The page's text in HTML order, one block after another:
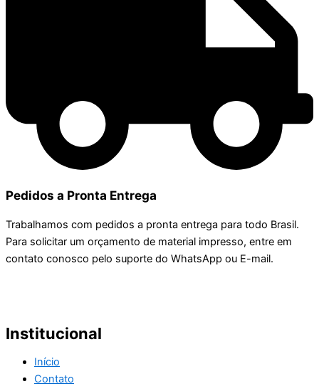
Pedidos a Pronta Entrega
Trabalhamos com pedidos a pronta entrega para todo Brasil.
Para solicitar um orçamento de material impresso, entre em
contato conosco pelo suporte do WhatsApp ou E-mail.
Institucional
Início
Contato